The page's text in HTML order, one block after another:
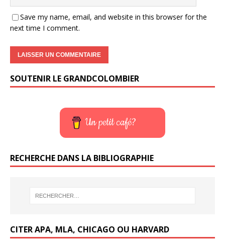
Save my name, email, and website in this browser for the
next time I comment.
SOUTENIR LE GRANDCOLOMBIER
Un petit café?
RECHERCHE DANS LA BIBLIOGRAPHIE
CITER APA, MLA, CHICAGO OU HARVARD